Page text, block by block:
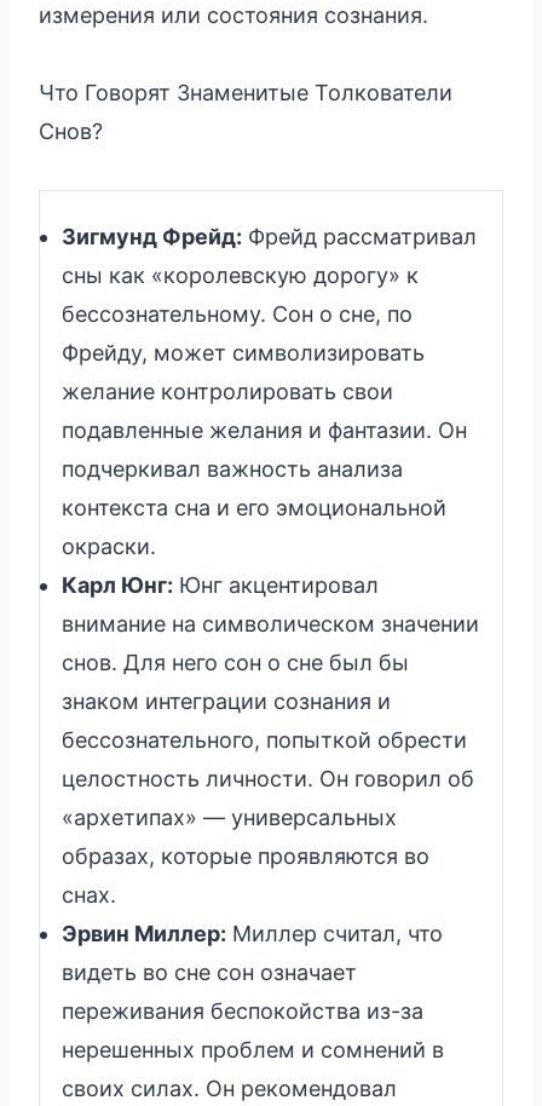
измерения или состояния сознания.
Что Говорят Знаменитые Толкователи
Снов?
Зигмунд Фрейд: Фрейд рассматривал
сны как «королевскую дорогу» к
бессознательному. Сон о сне, по
Фрейду, может символизировать
желание контролировать свои
подавленные желания и фантазии. Он
подчеркивал важность анализа
контекста сна и его эмоциональной
окраски.
Карл Юнг: Юнг акцентировал
внимание на символическом значении
снов. Для него сон о сне был бы
знаком интеграции сознания и
бессознательного, попыткой обрести
целостность личности. Он говорил об
«архетипах» — универсальных
образах, которые проявляются во
снах.
Эрвин Миллер: Миллер считал, что
видеть во сне сон означает
переживания беспокойства из-за
нерешенных проблем и сомнений в
своих силах. Он рекомендовал